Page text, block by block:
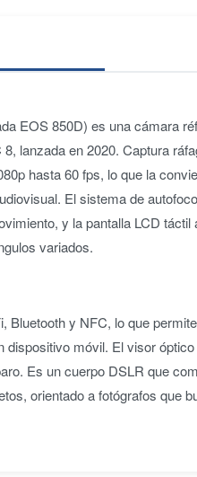
EOS 850D) es una cámara
lanzada en 2020. Captura
hasta 60 fps, lo que la
El sistema de
y la pantalla LCD
variados.
Bluetooth y NFC, lo que
móvil. El visor
Es un cuerpo DSLR que
orientado a fotógrafos que